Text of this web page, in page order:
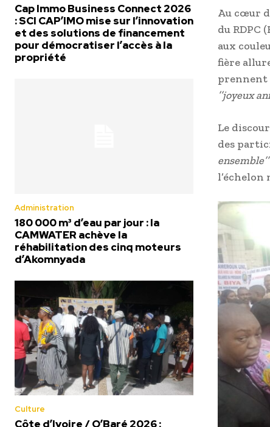
Cap Immo Business Connect 2026
: SCI CAP’IMO mise sur l’innovation
et des solutions de financement
pour démocratiser l’accès à la
propriété
Administration
180 000 m³ d’eau par jour : la
CAMWATER achève la
réhabilitation des cinq moteurs
d’Akomnyada
Culture
Côte d’Ivoire / O’Baré 2026 :
Au cœur
du RDPC
aux
fière
prennent
’’joyeux
Le
des
ensemble’’